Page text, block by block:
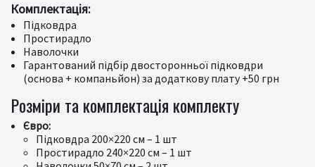
Комплектація:
Підковдра
Простирадло
Наволочки
Гарантований підбір двосторонньої підковдри
(основа + компаньйон) за додаткову плату +50 грн
Розміри та комплектація комплекту
Євро:
Підковдра 200×220 см – 1 шт
Простирадло 240×220 см – 1 шт